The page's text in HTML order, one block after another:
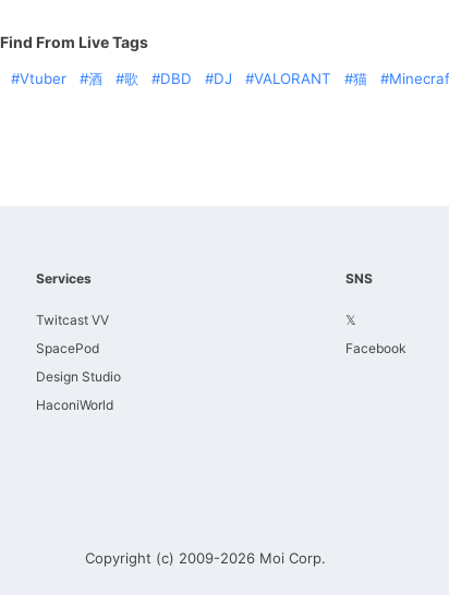
Find From Live Tags
Vtuber 酒 歌 DBD DJ VALORANT 猫
Services
Twitcast VV
SpacePod
Design Studio
HaconiWorld
SNS
𝕏
Facebook
Copyright (c) 2009-2026 Moi Corp.